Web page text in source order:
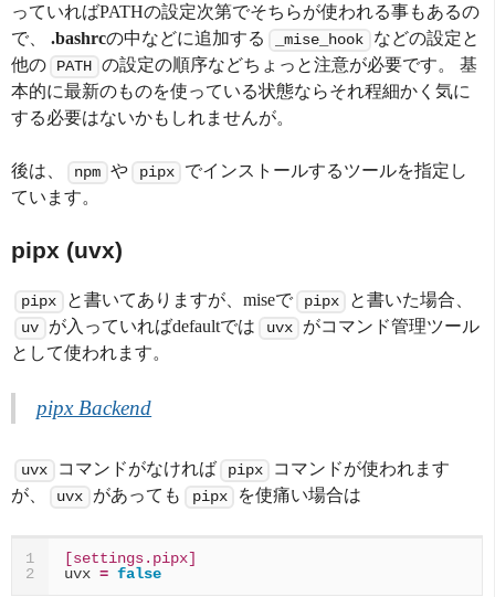
っていればPATHの設定次第でそちらが使われる事もあるの
で、 .bashrcの中などに追加する _mise_hook
などの設定と
他の
PATH の設定の順序などちょっと注意が必要です。 基
本的に最新のものを使っている状態ならそれ程細かく気に
する必要はないかもしれませんが。
後は、 npm や pipx
でインストールするツールを指定し
ています。
pipx (uvx)
pipx と書いてありますが、miseで pipx と書いた場合、
uv が入っていればdefaultでは uvx
がコマンド管理ツール
として使われます。
pipx Backend
uvx コマンドがなければ pipx
コマンドが使われます
が、
uvx があっても pipx を使痛い場合は
1
2
[settings.pipx]
uvx = false